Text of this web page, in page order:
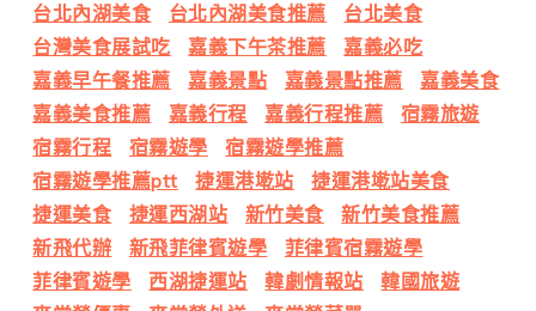
台北內湖美食
台北內湖美食推薦
台北美食
台灣美食展試吃
嘉義下午茶推薦
嘉義必吃
嘉義早午餐推薦
嘉義景點 嘉義景點推薦
嘉義美食
嘉義美食推薦
嘉義行程 嘉義行程推薦
宿霧旅遊
宿霧行程
宿霧遊學
宿霧遊學推薦
宿霧遊學推薦ptt
捷運港墘站
捷運港墘站美食
捷運美食
捷運西湖站 新竹美食
新竹美食推薦
新飛代辦
新飛菲律賓遊學
菲律賓宿霧遊學
菲律賓遊學
西湖捷運站 韓劇情報站
韓國旅遊